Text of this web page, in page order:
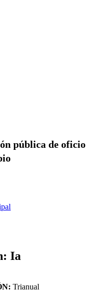
pública de oficio
Ia
Trianual